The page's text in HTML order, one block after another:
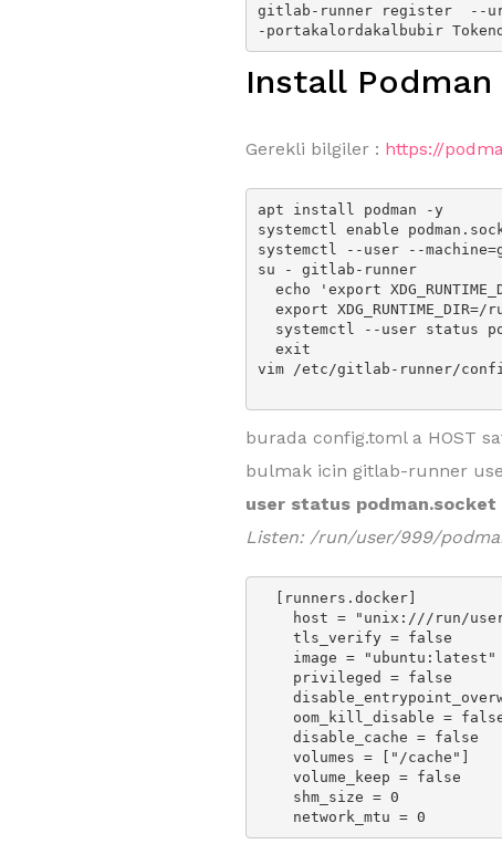
gitlab-runner register  --
Install Podman
Gerekli bilgiler : https://
apt install podman -y
systemctl enable
systemctl --user --
su - gitlab-runner
vim /etc/gitlab-runner/
burada config.toml a HOST
bulmak icin gitlab-runner
user status podman.socket
Listen: /run/user/999/
    network_mtu = 0